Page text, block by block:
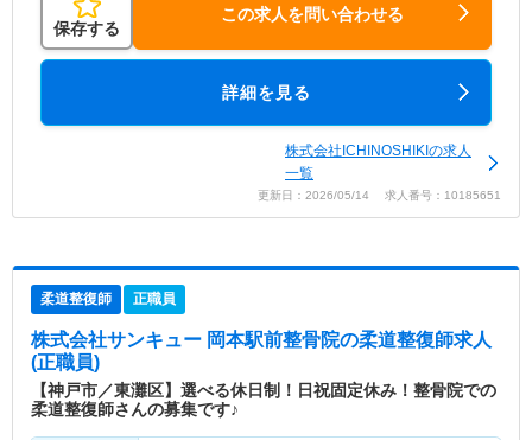
保存する
この求人を問い合わせる
詳細を見る
株式会社ICHINOSHIKIの求人
一覧
更新日：2026/05/14 求人番号：10185651
柔道整復師 正職員
株式会社サンキュー 岡本駅前整骨院の柔道整復師求人
(正職員)
【神戸市／東灘区】選べる休日制！日祝固定休み！整骨院での
柔道整復師さんの募集です♪